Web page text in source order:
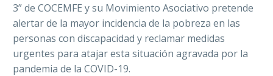
3” de COCEMFE y su Movimiento Asociativo pretende
alertar de la mayor incidencia de la pobreza en las
personas con discapacidad y reclamar medidas
urgentes para atajar esta situación agravada por la
pandemia de la COVID-19.